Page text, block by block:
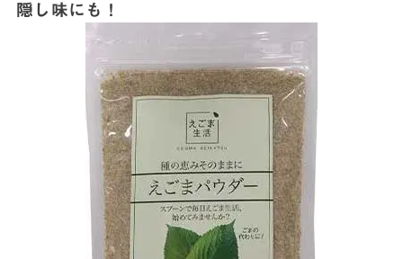
隠し味にも！